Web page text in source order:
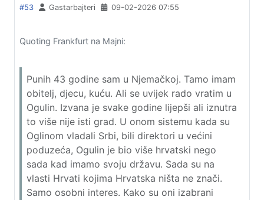
#53 Gastarbajteri 09-02-2026 07:55
Quoting Frankfurt na Majni:
Punih 43 godine sam u Njemačkoj. Tamo imam
obitelj, djecu, kuću. Ali se uvijek rado vratim u
Ogulin. Izvana je svake godine lijepši ali iznutra
to više nije isti grad. U onom sistemu kada su
Oglinom vladali Srbi, bili direktori u većini
poduzeća, Ogulin je bio više hrvatski nego
sada kad imamo svoju državu. Sada su na
vlasti Hrvati kojima Hrvatska ništa ne znači.
Samo osobni interes. Kako su oni izabrani